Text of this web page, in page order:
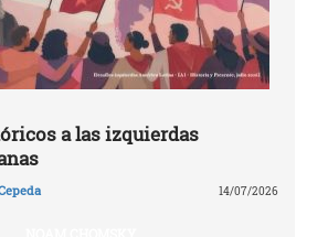
a las izquierdas
14/07/2026